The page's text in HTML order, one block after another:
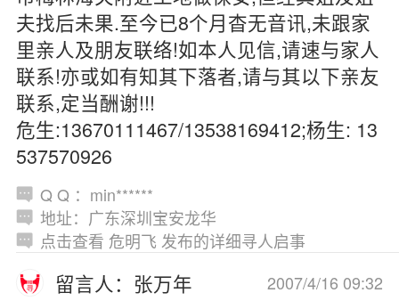
夫找后未果.至今已8个月杳无音讯,未跟家
里亲人及朋友联络!如本人见信,请速与家人
联系!亦或如有知其下落者,请与其以下亲友
联系,定当酬谢!!!
危生:13670111467/13538169412;杨生: 13
537570926
Q Q ：min******
地址：广东深圳宝安龙华
点击查看 危明飞 发布的详细寻人启事
2007/4/16 09:32
留言人：张万年